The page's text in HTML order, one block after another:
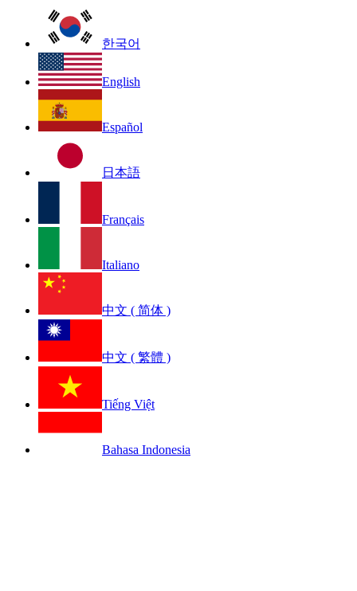
한국어
English
Español
日本語
Français
Italiano
中文 ( 简体 )
中文 ( 繁體 )
Tiếng Việt
Bahasa Indonesia